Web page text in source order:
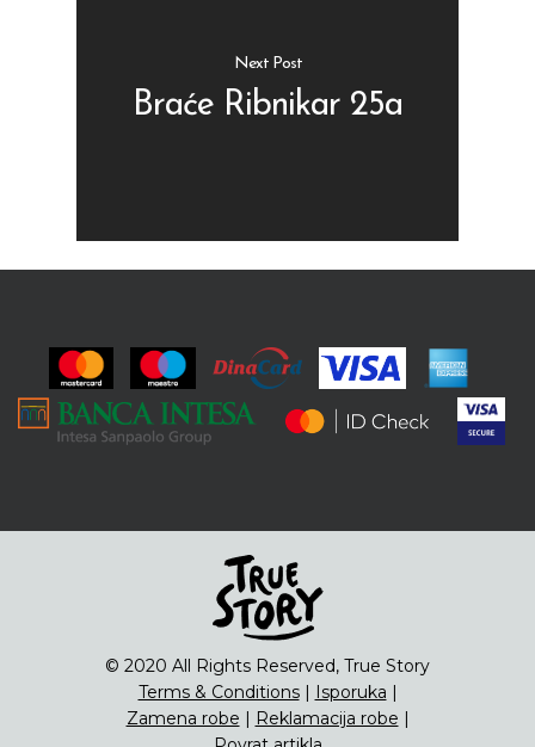
Next Post
Braće Ribnikar 25a
© 2020 All Rights Reserved, True Story
Terms & Conditions| Isporuka |
Zamena robe | Reklamacija robe |
Paketi proizvoda